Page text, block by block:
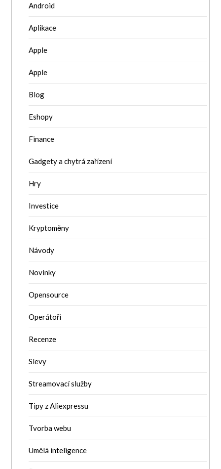
Android
Aplikace
Apple
Apple
Blog
Eshopy
Finance
Gadgety a chytrá zařízení
Hry
Investice
Kryptoměny
Návody
Novinky
Opensource
Operátoři
Recenze
Slevy
Streamovací služby
Tipy z Aliexpressu
Tvorba webu
Umělá inteligence